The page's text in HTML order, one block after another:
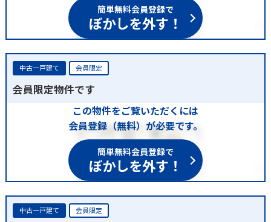
簡単無料会員登録で
ぼかしを外す！
中古一戸建て 会員限定
会員限定物件です
この物件をご覧いただくには
会員登録（無料）が必要です。
簡単無料会員登録で
ぼかしを外す！
中古一戸建て 会員限定